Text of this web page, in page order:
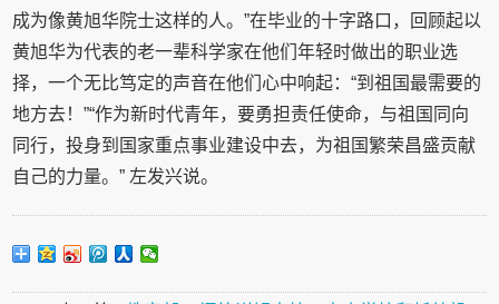
成为像黄旭华院士这样的人。”在毕业的十字路口，回顾起以
黄旭华为代表的老一辈科学家在他们年轻时做出的职业选
择，一个无比笃定的声音在他们心中响起：“到祖国最需要的
地方去！”“作为新时代青年，要勇担责任使命，与祖国同向
同行，投身到国家重点事业建设中去，为祖国繁荣昌盛贡献
自己的力量。” 左发兴说。